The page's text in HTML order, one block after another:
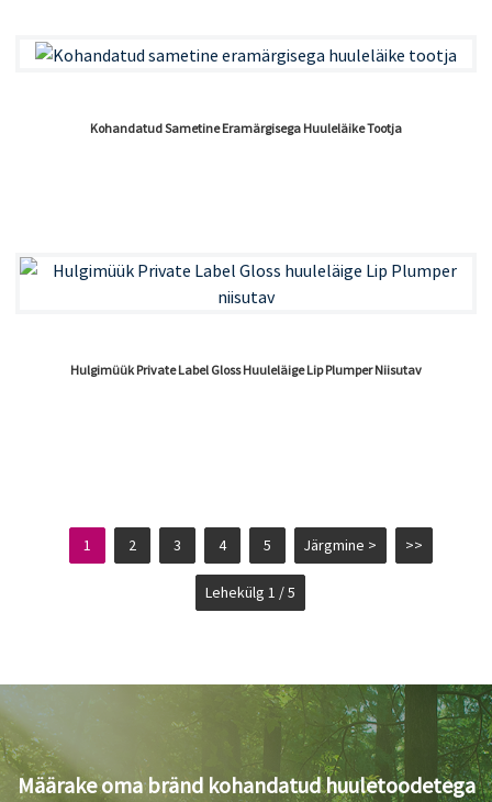
Kohandatud Sametine Eramärgisega Huuleläike Tootja
Hulgimüük Private Label Gloss Huuleläige Lip Plumper Niisutav
1 2 3 4 5 Järgmine > >>
Lehekülg 1 / 5
Määrake oma bränd kohandatud huuletoodetega